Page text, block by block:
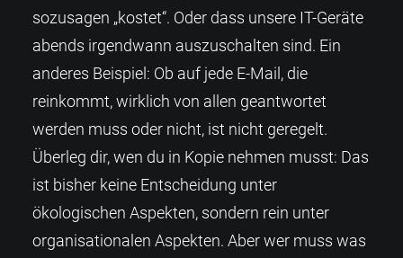
sozusagen „kostet“. Oder dass unsere IT-Geräte
abends irgendwann auszuschalten sind. Ein
anderes Beispiel: Ob auf jede E-Mail, die
reinkommt, wirklich von allen geantwortet
werden muss oder nicht, ist nicht geregelt.
Überleg dir, wen du in Kopie nehmen musst: Das
ist bisher keine Entscheidung unter
ökologischen Aspekten, sondern rein unter
organisationalen Aspekten. Aber wer muss was